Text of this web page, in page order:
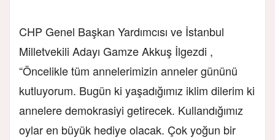
CHP Genel Başkan Yardımcısı ve İstanbul
Milletvekili Adayı Gamze Akkuş İlgezdi ,
“Öncelikle tüm annelerimizin anneler gününü
kutluyorum. Bugün ki yaşadığımız iklim dilerim ki
annelere demokrasiyi getirecek. Kullandığımız
oylar en büyük hediye olacak. Çok yoğun bir